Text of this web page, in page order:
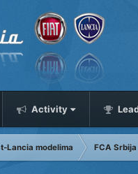
Activity
Lancia modelima FCA